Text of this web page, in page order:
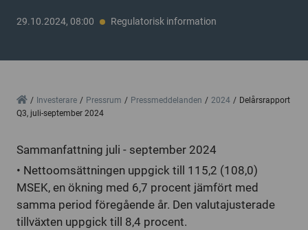
29.10.2024, 08:00 Regulatorisk information
HomeInvesterare Pressrum Pressmeddelanden 2024
Delårsrapport
Q3, juli-september 2024
Sammanfattning juli - september 2024
• Nettoomsättningen uppgick till 115,2 (108,0)
MSEK, en ökning med 6,7 procent jämfört med
samma period föregående år. Den valutajusterade
tillväxten uppgick till 8,4 procent.